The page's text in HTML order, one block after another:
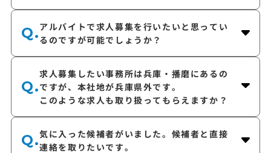
Q.アルバイトで求人募集を行いたいと思ってい
るのですが可能でしょうか？
Q.
求人募集したい事務所は兵庫・播磨にあるの
ですが、本社地が兵庫県外です。
このような求人も取り扱ってもらえますか？
Q.気に入った候補者がいました。候補者と直接
連絡を取りたいです。